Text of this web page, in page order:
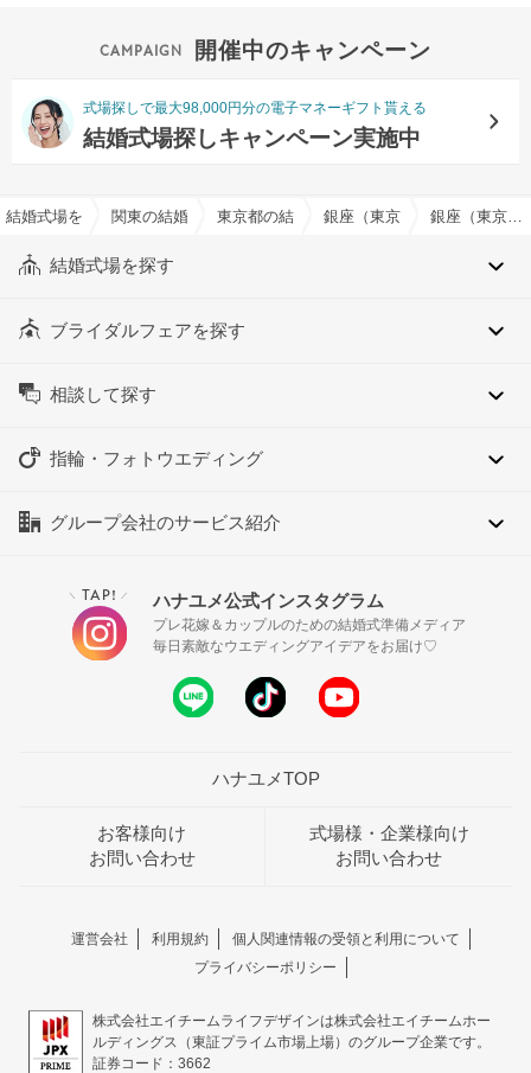
開催中のキャンペーン
式場探しで最大98,000円分の電子マネーギフト貰える
結婚式場探しキャンペーン実施中
結婚式場を探すならハナユメ
関東の結婚式場東京都の結婚式場銀座（東京都）の結婚式場
結婚式場を探す
ブライダルフェアを探す
相談して探す
指輪・フォトウエディング
グループ会社のサービス紹介
＼ TAP! ／ ハナユメ公式インスタグラム
プレ花嫁＆カップルのための結婚式準備メディア
毎日素敵なウエディングアイデアをお届け♡
ハナユメTOP
お客様向け
お問い合わせ
式場様・企業様向け
お問い合わせ
運営会社 利用規約
個人関連情報の受領と利用について
プライバシーポリシー
株式会社エイチームライフデザインは株式会社エイチームホー
ルディングス（東証プライム市場上場）のグループ企業です。
証券コード：3662